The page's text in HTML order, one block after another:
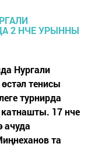
Нургали
тенисы
турнирда
катнашты. 17 нче
ачуда
та